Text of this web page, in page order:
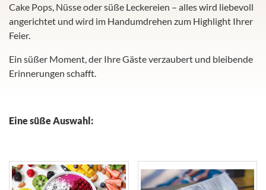
Cake Pops, Nüsse oder süße Leckereien – alles wird liebevoll
angerichtet und wird im Handumdrehen zum Highlight Ihrer
Feier.
Ein süßer Moment, der Ihre Gäste verzaubert und bleibende
Erinnerungen schafft.
Eine süße Auswahl: